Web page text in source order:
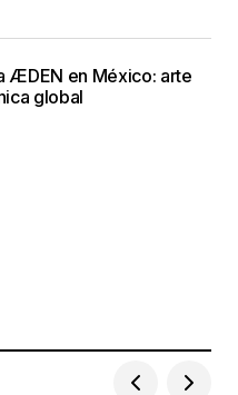
ÆDEN en México: arte
global